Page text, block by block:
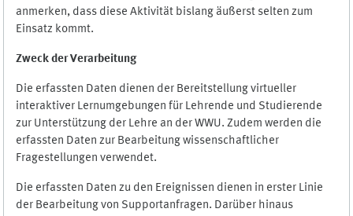
anmerken, dass diese Aktivität bislang äußerst selten zum
Einsatz kommt.
Zweck der Verarbeitung
Die erfassten Daten dienen der Bereitstellung virtueller
interaktiver Lernumgebungen für Lehrende und Studierende
zur Unterstützung der Lehre an der WWU. Zudem werden die
erfassten Daten zur Bearbeitung wissenschaftlicher
Fragestellungen verwendet.
Die erfassten Daten zu den Ereignissen dienen in erster Linie
der Bearbeitung von Supportanfragen. Darüber hinaus